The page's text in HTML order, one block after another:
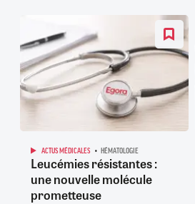
ACTUS MÉDICALES HÉMATOLOGIE
Leucémies résistantes :
une nouvelle molécule
prometteuse